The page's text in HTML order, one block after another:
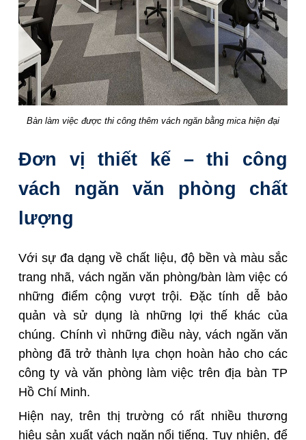
Bàn làm việc được thi công thêm vách ngăn bằng mica hiện đại
Đơn vị thiết kế – thi công
vách ngăn văn phòng chất
lượng
Với sự đa dạng về chất liệu, độ bền và màu sắc
trang nhã, vách ngăn văn phòng/bàn làm việc có
những điểm cộng vượt trội. Đặc tính dễ bảo
quản và sử dụng là những lợi thế khác của
chúng. Chính vì những điều này, vách ngăn văn
phòng đã trở thành lựa chọn hoàn hảo cho các
công ty và văn phòng làm việc trên địa bàn TP
Hồ Chí Minh.
Hiện nay, trên thị trường có rất nhiều thương
hiệu sản xuất vách ngăn nổi tiếng. Tuy nhiên, để